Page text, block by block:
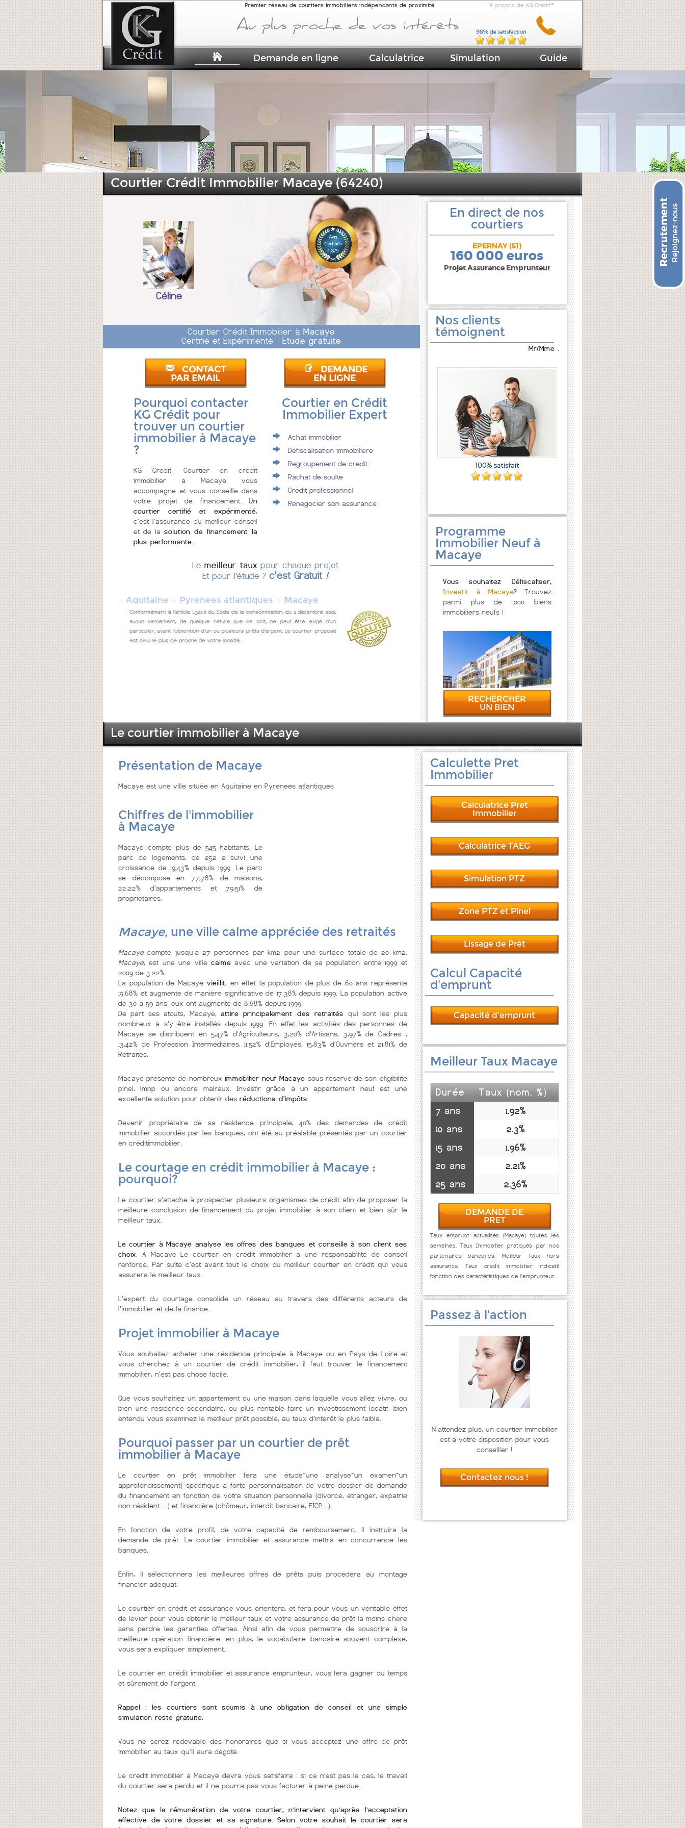
Courtier Crédit Immobilier Macaye (64240)
Céline
Courtier Crédit Immobilier àMacaye
Certifié et Expérimenté -Etude gratuite
CONTACT
PAR EMAIL
DEMANDE
EN LIGNE
Pourquoi contacter
KG Crédit pour
trouver un courtier
immobilier à Macaye
?
KG Crédit, Courtier en crédit
immobilier à Macaye vous
accompagne et vous conseille dans
votre projet de financement.Un
courtier certifié et expérimenté,
c'est l'assurance du meilleur conseil
et de lasolution de financement la
plus performante
Courtier en Crédit
Immobilier Expert
Achat immobilier
Defiscalisation immobiliere
Regroupement de credit
Rachat de soulte
Crédit professionnel
Renégocier son assurance
Le meilleur taux pour chaque projet
Et pour l'étude ?c'est Gratuit !
Aquitaine Pyrenees atlantiques Macaye
En direct de nos
courtiers
150 000 euros
EPERNAY (51)
160 000 euros
Projet Assurance Emprunteur
240 000 euros
Nos clients
témoignent
Mr/Mme .
Programme
Immobilier Neuf à
Macaye
Vous souhaitez Défiscaliser,
Investir à Macaye? Trouvez
parmi plus de 1000 biens
immobiliers neufs !
RECHERCHER
UN BIEN
Le courtier immobilier à Macaye
Présentation de Macaye
Macaye est une ville située en Aquitaine en Pyrenees atlantiques
Chiffres de l'immobilier
à Macaye
Macaye compte plus de 545 habitants. Le
parc de logements, de 252 a suivi une
croissance de 19,43% depuis 1999. Le parc
se décompose en 77,78% de maisons,
22,22% d'appartements et 79,51% de
propriétaires.
Macaye, une ville calme appréciée des retraités
Macayecompte jusqu'à 27 personnes par km2 pour une surface totale de 20 km2.
Macaye, est une une villecalme avec une variation de sa population entre 1999 et
2009 de 3.22%.
La population de Macayevieillit, en effet la population de plus de 60 ans représente
19.68% et augmente de manière significative de 17.38% depuis 1999. La population active
de 30 à 59 ans, eux ont augmenté de 8.68% depuis 1999.
De part ses atouts, Macaye, attire principalement des retraités qui sont les plus
nombreux à s'y être installés depuis 1999. En effet les activités des personnes de
Macaye se distribuent en 5,47% d'Agriculteurs, 3,20% d'Artisans, 3,97% de Cadres ,
13,42% de Profession Intermédiaires, 11,52% d'Employés, 15,83% d'Ouvriers et 21,81% de
Retraités.
Macaye présente de nombreux immobilier neuf Macaye sous réserve de son éligibilité
pinel, lmnp ou encore malraux. Investir grâce à un appartement neuf est une
excellente solution pour obtenir des réductions d'impôts.
Devenir propriétaire de sa résidence principale, 40% des demandes de crédit
immobilier accordés par les banques, ont été au préalable présentés par un courtier
en créditimmobilier.
Le courtage en crédit immobilier à Macaye :
pourquoi?
Le courtier s'attache à prospecter plusieurs organismes de crédit afin de proposer la
meilleure conclusion de financement du projet immobilier à son client et bien sùr le
meilleur taux.
Le courtier à Macaye analyse les offres des banques et conseille à son client ses
choix. A Macaye Le courtier en crédit immobilier a une responsabilité de conseil
renforcé. Par suite c'est avant tout le choix du meilleur courtier en crédit qui vous
assurera le meilleur taux.
L'expert du courtage consolide un réseau au travers des différents acteurs de
l'immobilier et de la finance.
Projet immobilier à Macaye
Vous souhaitez acheter une résidence principale à Macaye ou en Pays de Loire et
vous cherchez à un courtier de crédit immobilier, il faut trouver le financement
immobilier, n'est pas chose facile.
Que vous souhaitiez un appartement ou une maison dans laquelle vous allez vivre, ou
bien une résidence secondaire, ou plus rentable faire un investissement locatif, bien
entendu vous examinez le meilleur prêt possible, au taux d’intérêt le plus faible.
Pourquoi passer par un courtier de prêt
immobilier à Macaye
Le courtier en prêt immobilier fera une étude~une analyse~un examen~un
approfondissement} spécifique à forte personnalisation de votre dossier de demande
du financement en fonction de votre situation personnelle (divorcé, étranger, expatrié
non-résident …) et financière (chômeur, interdit bancaire, FICP…).
En fonction de votre profil, de votre capacité de remboursement, il instruira la
demande de prêt. Le courtier immobilier et assurance mettra en concurrence les
banques.
Enfin, il sélectionnera les meilleures offres de prêts puis procédera au montage
financier adéquat.
Le courtier en crédit et assurance vous orientera, et fera pour vous un véritable effet
de levier pour vous obtenir le meilleur taux et votre assurance de prêt la moins chère
sans perdre les garanties offertes. Ainsi afin de vous permettre de souscrire à la
meilleure opération financière. en plus, le vocabulaire bancaire souvent complexe,
vous sera expliquer simplement.
Le courtier en crédit immobilier et assurance emprunteur, vous fera gagner du temps
et sûrement de l’argent.
Rappel : les courtiers sont soumis à une obligation de conseil et une simple
simulation reste gratuite.
Vous ne serez redevable des honoraires que si vous acceptez une offre de prêt
immobilier au taux qu'il aura dégoté.
Le crédit immobilier à Macaye devra vous satisfaire : si ce n’est pas le cas, le travail
du courtier sera perdu et il ne pourra pas vous facturer à peine perdue.
Notez que la rémunération de votre courtier, n’intervient qu’après l’acceptation
effective de votre dossier et sa signature. Selon votre souhait le courtier sera
Calculette Pret
Immobilier
Calculatrice Pret
Immobilier
Calculatrice TAEG
Simulation PTZ
Zone PTZ et Pinel
Lissage de Prêt
Calcul Capacité
d'emprunt
Capacité d'emprunt
Meilleur Taux Macaye
Durée
Taux (nom. %)
7 ans
1.92%
10 ans
2.3%
15 ans
1.96%
20 ans
2.21%
25 ans
2.36%
DEMANDE DE
PRET
Taux emprunt actualisés (Macaye) toutes les
semaines. Taux Immobilier pratiqués par nos
partenaires bancaires. Meilleur Taux hors
assurance. Taux crédit immobilier indicatif
fonction des caractéristiques de l'emprunteur.
Passez à l'action
N'attendez plus, un courtier immobilier
est à votre disposition pour vous
conseiller !
Contactez nous !
Premier réseau de courtiers immobiliers indépendants de proximité A propos de KG Crédit™
Demande en ligne Calculatrice Simulation Guide